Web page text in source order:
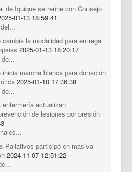
de Iquique se reúne con Consejo
01-13 18:59:41
la modalidad para entrega
2025-01-13 18:20:17
marcha blanca para donación
2025-01-10 17:36:38
actualizan
de lesiones por presión
Paliativos participó en masiva
2024-11-07 12:51:22